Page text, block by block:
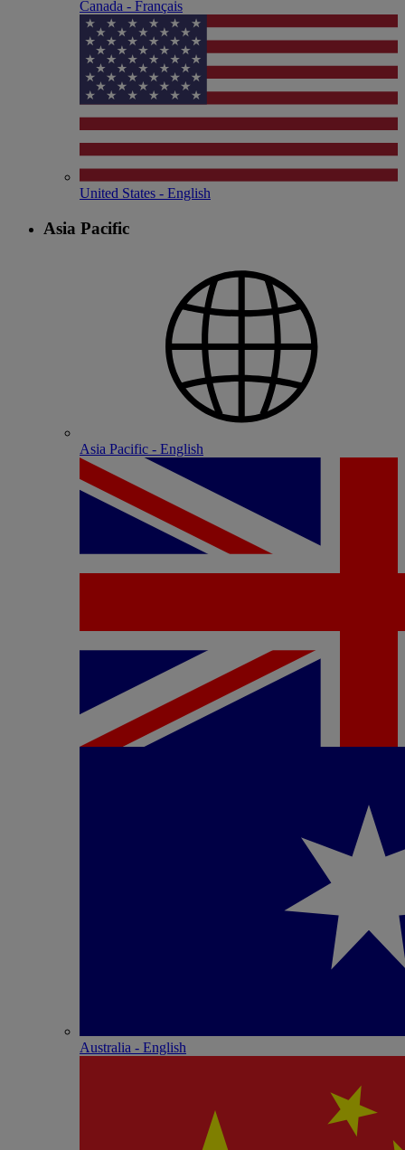
Canada - Français
United States - English
Asia Pacific
Asia Pacific - English
Australia - English